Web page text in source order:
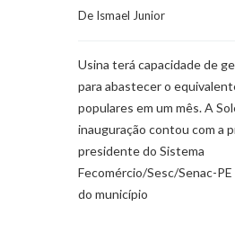
De Ismael Junior
Usina terá capacidade de
para abastecer o
populares em um mês. A
inauguração contou com a
presidente do Sistema
Fecomércio/Sesc/Senac-
do município